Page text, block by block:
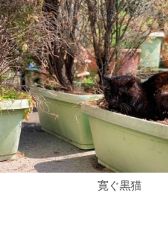
寛ぐ黒猫